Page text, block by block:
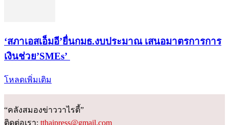
‘สภาเอสเอ็มอี’ยื่นกมธ.งบประมาณ เสนอมาตรการการ
เงินช่วย’SMEs’
โหลดเพิ่มเติม
“คลังสมองข่าววาไรตี้”
ติดต่อเรา: tthaipress@gmail.com